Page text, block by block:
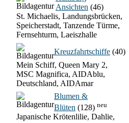
Ansichten (46)
St. Michaelis, Landungsbrücken,
Speicherstadt, Tanzende Türme,
Fernsehturm, Laeiszhalle
Kreuzfahrtschiffe (40)
Mein Schiff, Queen Mary 2,
MSC Magnifica, AIDAblu,
Deutschland, AIDAmar
Blumen &
Blüten (128) neu
Japanische Krötenlilie, Dahlie,